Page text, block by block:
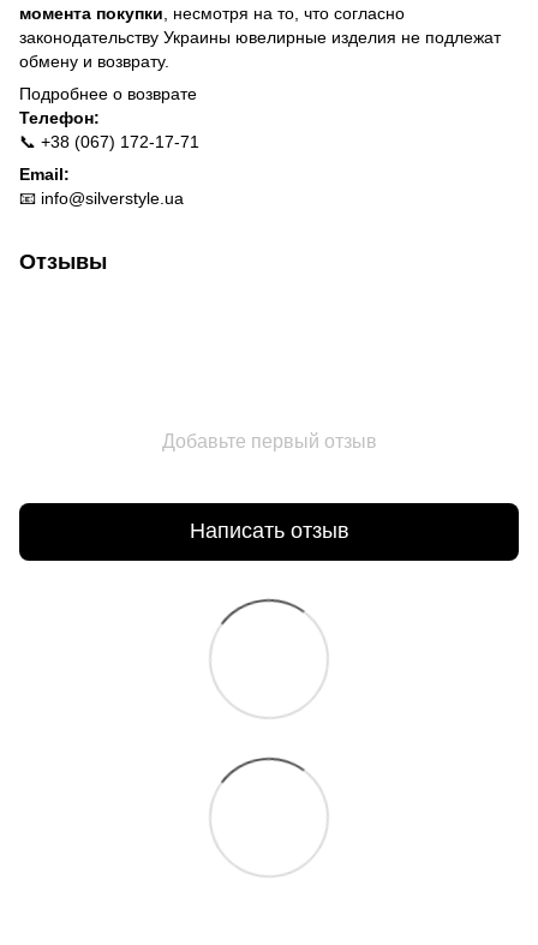
момента покупки , несмотря на то, что согласно
законодательству Украины ювелирные изделия не подлежат
обмену и возврату.
Подробнее о возврате
Телефон:
📞 +38 (067) 172-17-71
Email:
📧 info@silverstyle.ua
Отзывы
Добавьте первый отзыв
Написать отзыв